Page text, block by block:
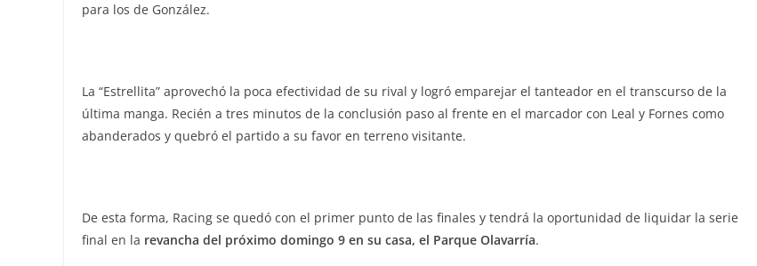
para los de González.
La “Estrellita” aprovechó la poca efectividad de su rival y logró emparejar el tanteador en el transcurso de la
última manga. Recién a tres minutos de la conclusión paso al frente en el marcador con Leal y Fornes como
abanderados y quebró el partido a su favor en terreno visitante.
De esta forma, Racing se quedó con el primer punto de las finales y tendrá la oportunidad de liquidar la serie
final en la revancha del próximo domingo 9 en su casa, el Parque Olavarría.